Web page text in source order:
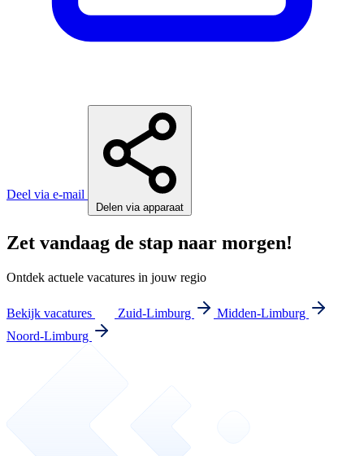
Deel via e-mail
Delen via apparaat
Zet vandaag de stap naar morgen!
Ontdek actuele vacatures in jouw regio
Bekijk vacatures Zuid-Limburg
Midden-Limburg
Noord-Limburg